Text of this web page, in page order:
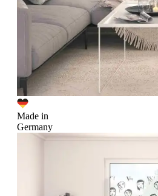
Made in
Germany